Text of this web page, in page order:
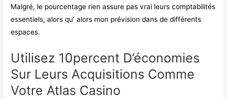
Malgré, le pourcentage rien assure pas vrai leurs comptabilités
essentiels, alors qu’ alors mon prévision dans de différents
espaces.
Utilisez 10percent D’économies
Sur Leurs Acquisitions Comme
Votre Atlas Casino